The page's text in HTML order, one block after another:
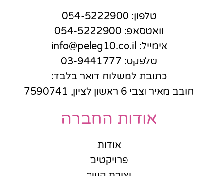
טלפון: 054-5222900
וואטסאפ: 054-5222900
אימייל: info@peleg10.co.il
טלפקס: 03-9441777
כתובת למשלוח דואר בלבד:
חובב מאיר וצבי 6 ראשון לציון, 7590741
אודות החברה
אודות
פרויקטים